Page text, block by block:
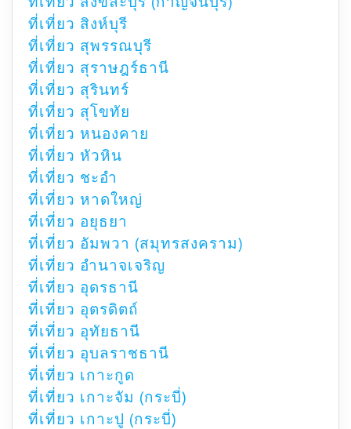
ที่เที่ยว สิงห์บุรี
ที่เที่ยว สุพรรณบุรี
ที่เที่ยว สุราษฎร์ธานี
ที่เที่ยว สุรินทร์
ที่เที่ยว สุโขทัย
ที่เที่ยว หนองคาย
ที่เที่ยว หัวหิน
ที่เที่ยว ชะอำ
ที่เที่ยว หาดใหญ่
ที่เที่ยว อยุธยา
ที่เที่ยว อัมพวา (สมุทรสงคราม)
ที่เที่ยว อำนาจเจริญ
ที่เที่ยว อุดรธานี
ที่เที่ยว อุตรดิตถ์
ที่เที่ยว อุทัยธานี
ที่เที่ยว อุบลราชธานี
ที่เที่ยว เกาะกูด
ที่เที่ยว เกาะจัม (กระบี่)
ที่เที่ยว เกาะปู (กระบี่)